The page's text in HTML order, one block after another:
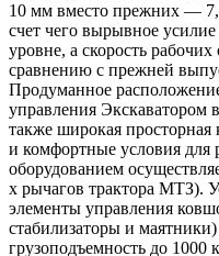
10 мм вместо прежних —
счет чего вырывное
уровне, а скорость
сравнению с прежней
Продуманное
управления Экскаватором
также широкая просторная
и комфортные условия для
оборудованием
х рычагов трактора МТЗ).
элементы управления
стабилизаторы и
грузоподъемность до 1000